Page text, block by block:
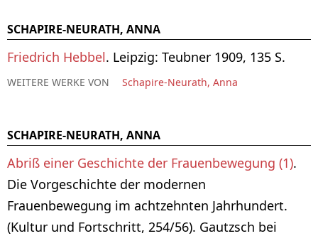
SCHAPIRE-NEURATH, ANNA
Friedrich Hebbel. Leipzig: Teubner 1909, 135 S.
WEITERE WERKE VON Schapire-Neurath, Anna
SCHAPIRE-NEURATH, ANNA
Abriß einer Geschichte der Frauenbewegung (1).
Die Vorgeschichte der modernen
Frauenbewegung im achtzehnten Jahrhundert.
(Kultur und Fortschritt, 254/56). Gautzsch bei